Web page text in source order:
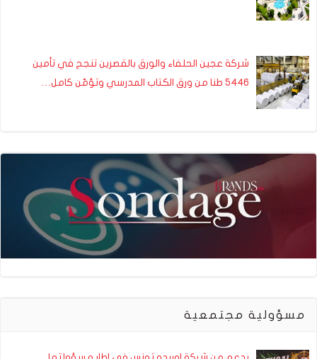
شركة عجين الحلفاء والورق بالقصرين تنجح في تأمين
5446 طنا من ورق الكتاب المدرسي وتؤمّن كامل…
مسؤولية مجتمعية